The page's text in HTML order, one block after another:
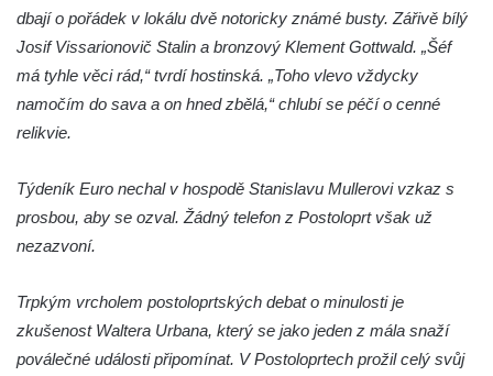
Kenotafy Franze Zabranskyho a Ignaze
Mertena na hřbitově v Otvicích
Pomník obětem válek v Pesvicích
Pomník osvobození ve Všestudech
Kenotaf Bohdana Teichnera na hřbitově ve
Strupčicích
Strupčicích
Hrob vojáků Rudé armády na hřbitově ve
Strupčicích
dbají o pořádek v lokálu dvě notoricky známé busty. Zářivě bílý
Josif Vissarionovič Stalin a bronzový Klement Gottwald. „Šéf
má tyhle věci rád,“ tvrdí hostinská. „Toho vlevo vždycky
namočím do sava a on hned zbělá,“ chlubí se péčí o cenné
relikvie.
Týdeník Euro nechal v hospodě Stanislavu Mullerovi vzkaz s
prosbou, aby se ozval. Žádný telefon z Postoloprt však už
nezazvoní.
Trpkým vrcholem postoloprtských debat o minulosti je
zkušenost Waltera Urbana, který se jako jeden z mála snaží
poválečné události připomínat. V Postoloprtech prožil celý svůj